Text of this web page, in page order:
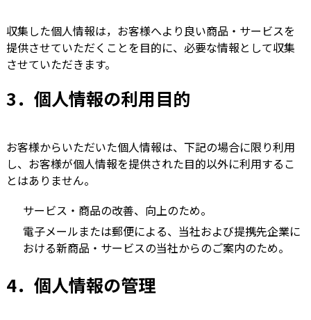
収集した個人情報は，お客様へより良い商品・サービスを
提供させていただくことを目的に、必要な情報として収集
させていただきます。
3．個人情報の利用目的
お客様からいただいた個人情報は、下記の場合に限り利用
し、お客様が個人情報を提供された目的以外に利用するこ
とはありません。
サービス・商品の改善、向上のため。
電子メールまたは郵便による、当社および提携先企業に
おける新商品・サービスの当社からのご案内のため。
4．個人情報の管理